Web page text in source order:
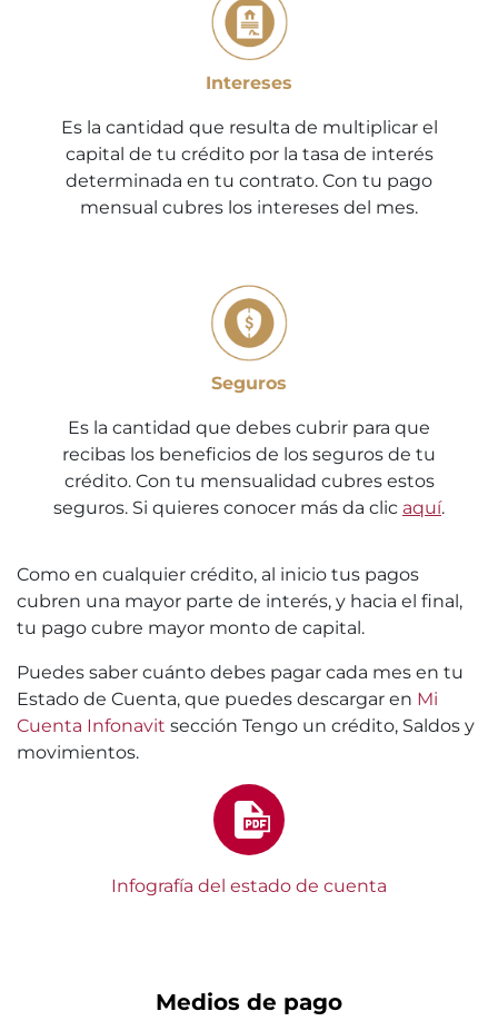
Intereses
Es la cantidad que resulta de multiplicar el
capital de tu crédito por la tasa de interés
determinada en tu contrato. Con tu pago
mensual cubres los intereses del mes.
Seguros
Es la cantidad que debes cubrir para que
recibas los beneficios de los seguros de tu
crédito. Con tu mensualidad cubres estos
seguros. Si quieres conocer más da clic aquí.
Como en cualquier crédito, al inicio tus pagos
cubren una mayor parte de interés, y hacia el final,
tu pago cubre mayor monto de capital.
Puedes saber cuánto debes pagar cada mes en tu
Estado de Cuenta, que puedes descargar en Mi
Cuenta Infonavit sección Tengo un crédito, Saldos y
movimientos.
Infografía del estado de cuenta
Medios de pago